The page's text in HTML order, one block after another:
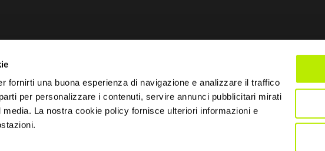
fornirti una buona esperienza di navigazione e analizzare il traffico
per personalizzare i contenuti, servire annunci pubblicitari mirati
La nostra cookie policy fornisce ulteriori informazioni e